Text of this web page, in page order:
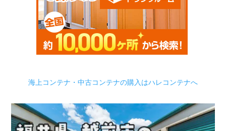
海上コンテナ・中古コンテナの購入はハレコンテナへ